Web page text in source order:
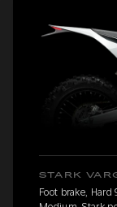
STARK
Foot brake, Hard